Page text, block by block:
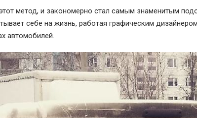
метод, и закономерно стал самым знаменитым
себе на жизнь, работая графическим
автомобилей.